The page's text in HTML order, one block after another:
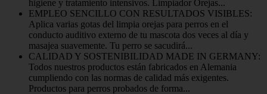
higiene y tratamiento intensivos. Limpiador Orejas...
EMPLEO SENCILLO CON RESULTADOS VISIBLES:
Aplica varias gotas del limpia orejas para perros en el
conducto auditivo externo de tu mascota dos veces al día y
masajea suavemente. Tu perro se sacudirá...
CALIDAD Y SOSTENIBILIDAD MADE IN GERMANY:
Todos nuestros productos están fabricados en Alemania
cumpliendo con las normas de calidad más exigentes.
Productos para perros probados de forma...